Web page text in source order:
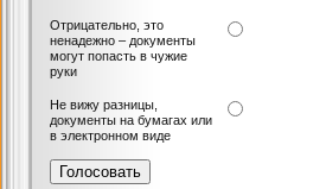
Отрицательно, это
ненадежно – документы
могут попасть в чужие
руки
Не вижу разницы,
документы на бумагах или
в электронном виде